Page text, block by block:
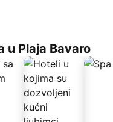
u Plaja Bavaro